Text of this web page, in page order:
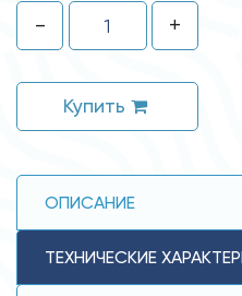
- +
Купить
ОПИСАНИЕ
ТЕХНИЧЕСКИЕ